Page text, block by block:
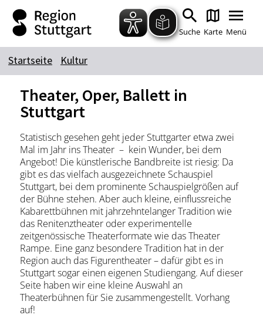
Zum Hauptinhalt springen
Zur Suche springen
Zur Hauptnavigation
Zum Footer springen
Suche Karte Menü
Suchbegriff
Stadtführungen
Tickets
Citytour
Übernachtung
Erlebnisse
Essen & Trinken
Wein
Automobil
Kultur
Feste & Highlights
Startseite Kultur
Theater, Oper, Ballett in
Stuttgart
Statistisch gesehen geht jeder Stuttgarter etwa zwei
Mal im Jahr ins Theater – kein Wunder, bei dem
Angebot! Die künstlerische Bandbreite ist riesig: Da
gibt es das vielfach ausgezeichnete Schauspiel
Stuttgart, bei dem prominente Schauspielgrößen auf
der Bühne stehen. Aber auch kleine, einflussreiche
Kabarettbühnen mit jahrzehntelanger Tradition wie
das Renitenztheater oder experimentelle
zeitgenössische Theaterformate wie das Theater
Rampe. Eine ganz besondere Tradition hat in der
Region auch das Figurentheater – dafür gibt es in
Stuttgart sogar einen eigenen Studiengang. Auf dieser
Seite haben wir eine kleine Auswahl an
Theaterbühnen für Sie zusammengestellt. Vorhang
auf!